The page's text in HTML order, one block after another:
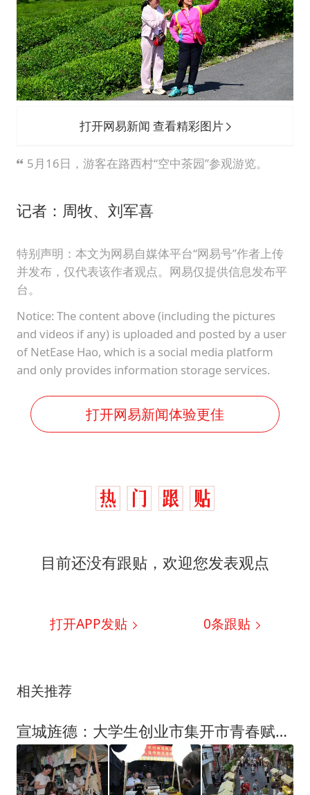
打开网易新闻 查看精彩图片
5月16日，游客在路西村“空中茶园”参观游览。
记者：周牧、刘军喜
特别声明：本文为网易自媒体平台“网易号”作者上传
并发布，仅代表该作者观点。网易仅提供信息发布平
台。
Notice: The content above (including the pictures
and videos if any) is uploaded and posted by a user
of NetEase Hao, which is a social media platform
and only provides information storage services.
打开网易新闻体验更佳
目前还没有跟贴，欢迎您发表观点
打开APP发贴 0条跟贴
相关推荐
宣城旌德：大学生创业市集开市青春赋能县域夜经济